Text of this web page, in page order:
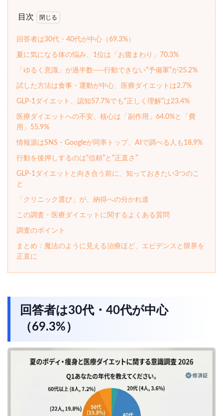
目次
回答者は30代・40代が中心（69.3%）
夏に気になる体の悩み、1位は「お腹まわり」70.3%
「ゆるく意識」が過半数──行動できない“予備軍”が25.2%
試した方法は食事・運動が中心、医療ダイエットは2.7%
GLP-1ダイエット、認知57.7%でも“正しく理解”は23.4%
医療ダイエットへの不安、核心は「副作用」64.0%と「費
用」55.9%
情報源はSNS・Googleが同率トップ、AIで調べる人も18.9%
行動を後押しするのは“信頼”と“正直さ”
GLP-1ダイエットと向き合う前に、知っておきたい3つのこ
と
「クリニック選び」が、納得への分かれ道
この調査・医療ダイエットに関するよくある質問
調査のポイント
まとめ：魔法のように見える治療ほど、エビデンスと限界を
正直に
回答者は30代・40代が中心
（69.3%）